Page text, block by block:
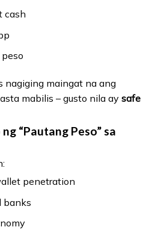
cash
nagiging maingat na ang
mabilis – gusto nila ay safe
“Pautang Peso” sa
penetration
banks